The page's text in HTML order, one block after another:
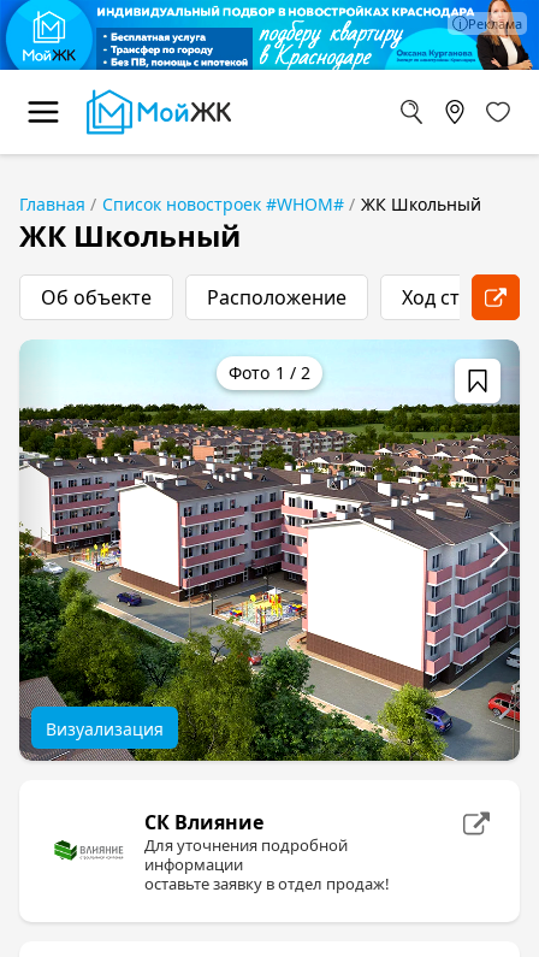
Главная Список новостроек #WHOM# ЖК Школьный
ЖК Школьный
Об объекте Расположение Ход
1 / 2
Визуализация
СК Влияние
Для уточнения подробной
информации
оставьте заявку в отдел продаж!